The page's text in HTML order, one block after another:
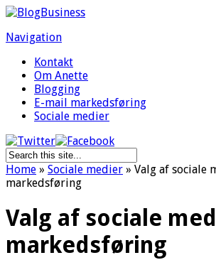
Navigation
Kontakt
Om Anette
Blogging
E-mail markedsføring
Sociale medier
Home » Sociale medier » Valg af sociale
markedsføring
Valg af sociale
markedsføring